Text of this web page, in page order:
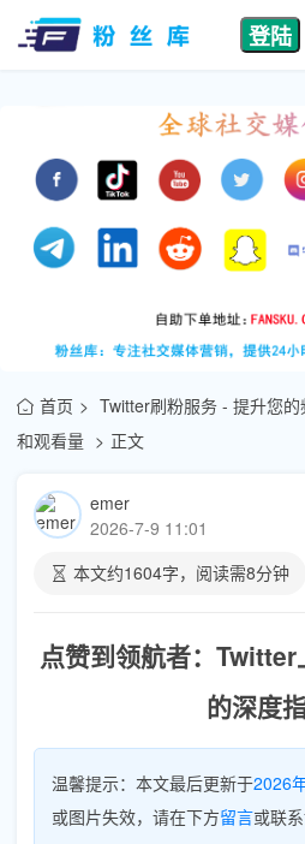
登陆
首页
Twitter刷粉服务 - 提升您
和观看量
正文
emer
2026-7-9 11:01
本文约1604字，阅读需8分钟
点赞到领航者：
的深度
温馨提示：本文最后更新于2026
或图片失效，请在下方留言或联系